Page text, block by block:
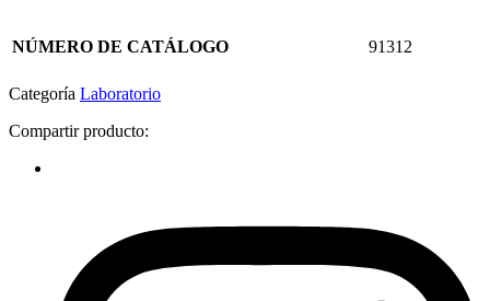
NÚMERO DE CATÁLOGO 91312
Categoría Laboratorio
Compartir producto: